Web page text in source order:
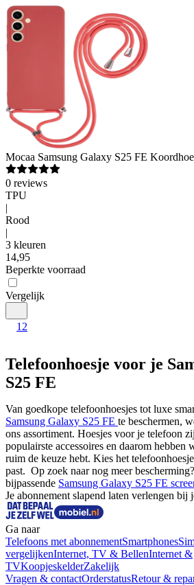
Mocaa Samsung Galaxy S25 FE
0 reviews
TPU
|
Rood
|
3 kleuren
14,95
Beperkte voorraad
Vergelijk
1 2
Telefoonhoesje voor je
S25 FE
Samsung Galaxy S25 FE te beschermen,
ons assortiment. Hoesjes voor je telefoon
populairste accessoires en daarom hebben
ruim de keuze hebt. Kies het
past.  Op zoek naar nog meer
bijpassende Samsung Galaxy S25 FE
Je abonnement slapend laten verlengen bij
Ga naar
Telefoons met abonnementSmartphones
vergelijkenInternet, TV & BellenInternet &
TVKoopjeskelderZakelijk
Vragen & contactOrderstatusRetour &